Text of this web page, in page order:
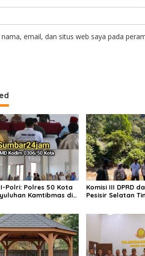
nama, email, dan situs web saya pada
Polri: Polres 50 Kota
Kamtibmas di
Komisi III DPRD
Pesisir Selatan